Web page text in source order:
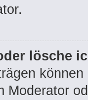
lösche
Moderator